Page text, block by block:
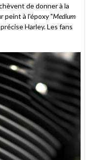
de donner à la
peint à l'époxy "Medium
précise Harley. Les fans